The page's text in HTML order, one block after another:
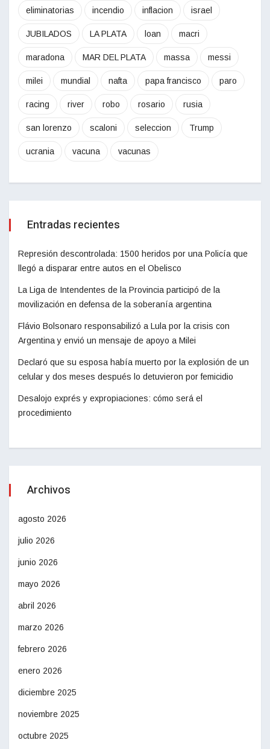
eliminatorias incendio inflacion israel
JUBILADOS LA PLATA loan macri
maradona MAR DEL PLATA massa messi
milei mundial nafta papa francisco paro
racing river robo rosario rusia
san lorenzo scaloni seleccion Trump
ucrania vacuna vacunas
Entradas recientes
Represión descontrolada: 1500 heridos por una Policía que
llegó a disparar entre autos en el Obelisco
La Liga de Intendentes de la Provincia participó de la
movilización en defensa de la soberanía argentina
Flávio Bolsonaro responsabilizó a Lula por la crisis con
Argentina y envió un mensaje de apoyo a Milei
Declaró que su esposa había muerto por la explosión de un
celular y dos meses después lo detuvieron por femicidio
Desalojo exprés y expropiaciones: cómo será el
procedimiento
Archivos
agosto 2026
julio 2026
junio 2026
mayo 2026
abril 2026
marzo 2026
febrero 2026
enero 2026
diciembre 2025
noviembre 2025
octubre 2025